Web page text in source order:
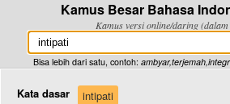
Kamus Besar Bahasa
Kamus versi online/daring
Bisa lebih dari satu, contoh:
Kata dasar
intipati